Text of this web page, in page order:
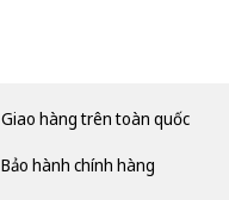
Giao hàng trên toàn quốc
Bảo hành chính hàng